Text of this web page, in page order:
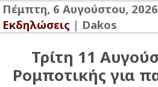
Πέμπτη, 6 Αυγούστου, 2026
Εκδηλώσεις | Dakos
Τρίτη 11
Ρομποτικής για